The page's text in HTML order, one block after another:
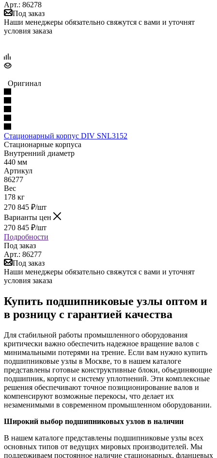
Арт.: 86278
Под заказ
Наши менеджеры обязательно свяжутся с вами и уточнят
условия заказа
Оригинал
Стационарный корпус DIV SNL3152
Стационарные корпуса
Внутренний диаметр
440 мм
Артикул
86277
Вес
178 кг
270 845 ₽/шт
Варианты цен
270 845 ₽/шт
Подробности
Под заказ
Арт.: 86277
Под заказ
Наши менеджеры обязательно свяжутся с вами и уточнят
условия заказа
Купить подшипниковые узлы оптом и
в розницу с гарантией качества
Для стабильной работы промышленного оборудования
критически важно обеспечить надежное вращение валов с
минимальными потерями на трение. Если вам нужно купить
подшипниковые узлы в Москве, то в нашем каталоге
представлены готовые конструктивные блоки, объединяющие
подшипник, корпус и систему уплотнений. Эти комплексные
решения обеспечивают точное позиционирование валов и
компенсируют возможные перекосы, что делает их
незаменимыми в современном промышленном оборудовании.
Широкий выбор подшипниковых узлов в наличии
В нашем каталоге представлены подшипниковые узлы всех
основных типов от ведущих мировых производителей. Мы
поддерживаем постоянное наличие стационарных, фланцевых